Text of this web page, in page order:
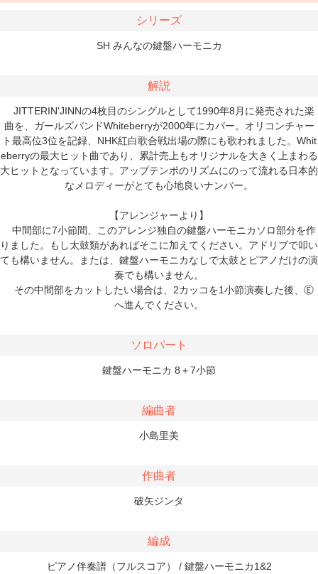
シリーズ
SH みんなの鍵盤ハーモニカ
解説
JITTERIN'JINNの4枚目のシングルとして1990年8月に発売された楽
曲を、ガールズバンドWhiteberryが2000年にカバー。オリコンチャー
ト最高位3位を記録、NHK紅白歌合戦出場の際にも歌われました。Whit
eberryの最大ヒット曲であり、累計売上もオリジナルを大きく上まわる
大ヒットとなっています。アップテンポのリズムにのって流れる日本的
なメロディーがとても心地良いナンバー。
【アレンジャーより】
中間部に7小節間、このアレンジ独自の鍵盤ハーモニカソロ部分を作
りました。もし太鼓類があればそこに加えてください。アドリブで叩い
ても構いません。または、鍵盤ハーモニカなしで太鼓とピアノだけの演
奏でも構いません。
その中間部をカットしたい場合は、2カッコを1小節演奏した後、Ⓔ
へ進んでください。
ソロパート
鍵盤ハーモニカ 8＋7小節
編曲者
小島里美
作曲者
破矢ジンタ
編成
ピアノ伴奏譜（フルスコア） / 鍵盤ハーモニカ1&2